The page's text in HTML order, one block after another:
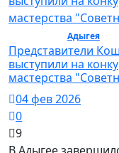
Адыгея/
Представители
выступили на
мастерства
04 фев 2026
0
9
В Адыгее